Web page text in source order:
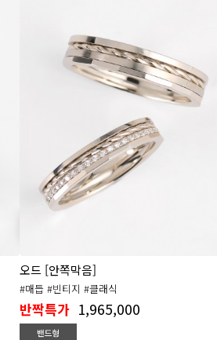
오드 [안쪽막음]
#매듭 #빈티지 #클래식
반짝특가 1,965,000